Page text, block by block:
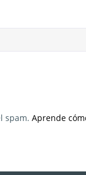
spam. Aprende